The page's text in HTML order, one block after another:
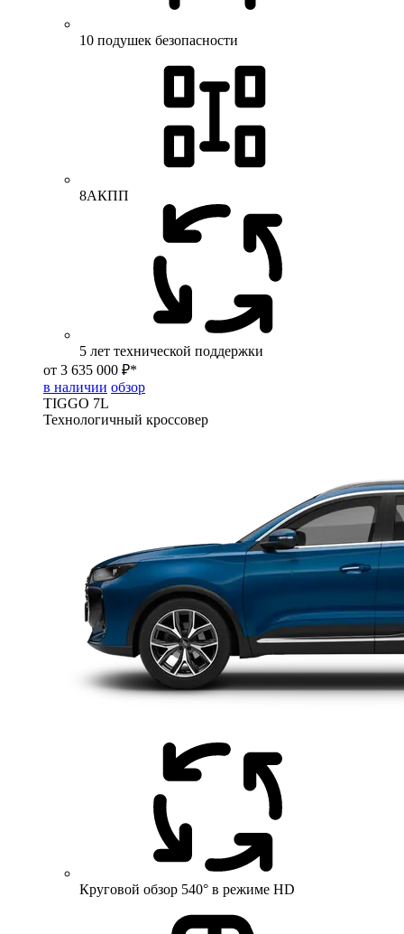
10 подушек безопасности
8АКПП
5 лет технической поддержки
от 3 635 000 ₽*
в наличии обзор
TIGGO 7L
Технологичный кроссовер
Круговой обзор 540° в режиме HD